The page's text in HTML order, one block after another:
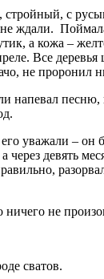
с
ждали.
а кожа –
Все
не проронил
песню,
уважали –
через девять
ничего не
сватов.